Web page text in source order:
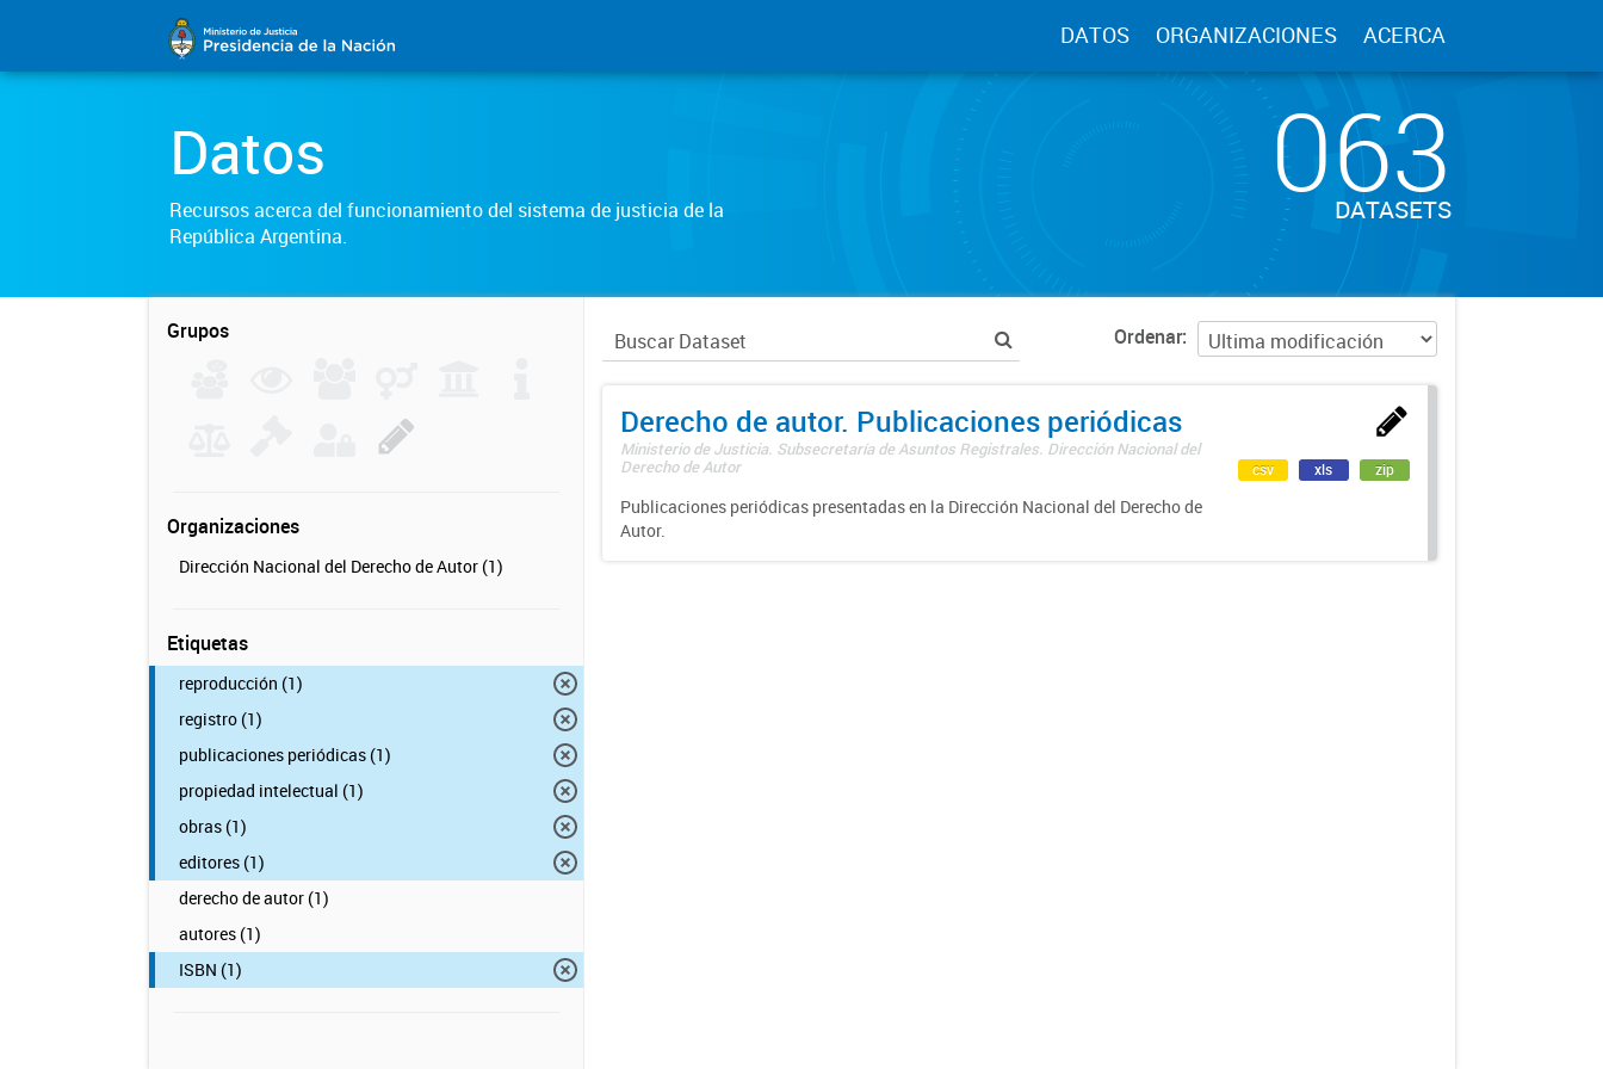
DATOS ORGANIZACIONES ACERCA
Datos
Recursos acerca del funcionamiento del sistema de justicia de la
República Argentina.
063
DATASETS
Grupos
Organizaciones
Dirección Nacional del Derecho de Autor (1)
Etiquetas
reproducción (1)
registro (1)
publicaciones periódicas (1)
propiedad intelectual (1)
obras (1)
editores (1)
derecho de autor (1)
autores (1)
ISBN (1)
Ordenar
Derecho de autor. Publicaciones periódicas
Ministerio de Justicia. Subsecretaría de Asuntos Registrales. Dirección Nacional del
Derecho de Autor
Publicaciones periódicas presentadas en la Dirección Nacional del Derecho de
Autor.
csv xls zip